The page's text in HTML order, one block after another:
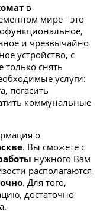
в
мире - это
и чрезвычайно
устройство, с
снять
услуги:
погасить
коммунальные
о
. Вы сможете с
нужного Вам
располагаются
. Для того,
достаточно